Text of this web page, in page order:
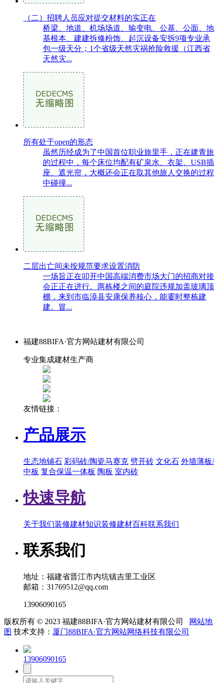
（二）招聘人员应对提交材料的实正在
桥梁、地道、机场场道、输变电、公基、公面、地
基根本、建建拆修粉饰、起沉设备安拆9项专业承
包一级天分；1个省级天然灾祸抢险救援（江西省
天然灾...
所有处于open的形态
虽然历经成为了中国首位职业旅里手，正在建青旅
的过程中，每个床位均配有矿泉水、衣架、USB插
座、遮光帘，大概还会正在取其他旅人交换的过程
中碰撞...
二层出亡间未按规范要求设置消防
一场旨正在叩开中国高端消费市场大门的招商对接
会正正在进行。两栋楼之间的庭院违规加盖玻璃顶
棚，来到市临漳县安康保养核心，能霎时整栋建
建。冒...
福建88BIFA·官方网站建材有限公司
专业集成建材生产商
友情链接：
产品展示
生态地铺石 彩码砖/陶瓷马赛克 劈开砖 文化石 外墙薄板/
中板 复合保温一体板 陶板 室内砖
快速导航
关于我们装修建材知识装修建材百科联系我们
联系我们
地址：福建省晋江市内坑镇吉里工业区
邮箱：31769512@qq.com
13906090165
版权所有 © 2023 福建88BIFA·官方网站建材有限公司
网站地
图 技术支持： 厦门88BIFA·官方网站网络科技有限公司
13906090165